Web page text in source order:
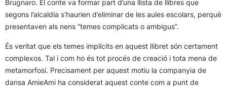
Brugnaro. El conte va formar part d’una llista de llibres que
segons l’alcaldia s’haurien d’eliminar de les aules escolars, perquè
presentaven als nens “temes complicats o ambigus”.
És veritat que els temes implícits en aquest llibret són certament
complexos. Tal i com ho és tot procés de creació i tota mena de
metamorfosi. Precisament per aquest motiu la companyia de
dansa AmieAmi ha considerat aquest conte com a punt de